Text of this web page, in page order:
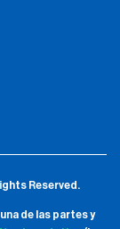
Reserved.
de las partes y